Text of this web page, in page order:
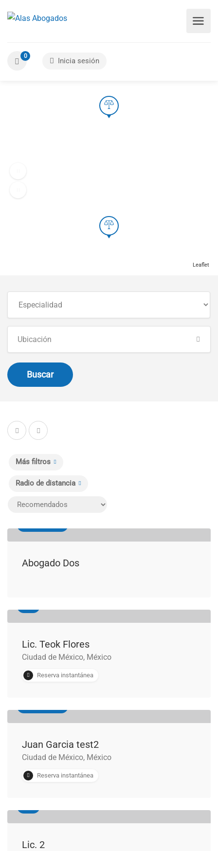
0
Inicia sesión
Leaflet
Buscar
Más filtros
Radio de distancia
Abogado Dos
Lic. Teok Flores
Ciudad de México, México
Reserva instantánea
Juan Garcia test2
Ciudad de México, México
Reserva instantánea
Lic. 2